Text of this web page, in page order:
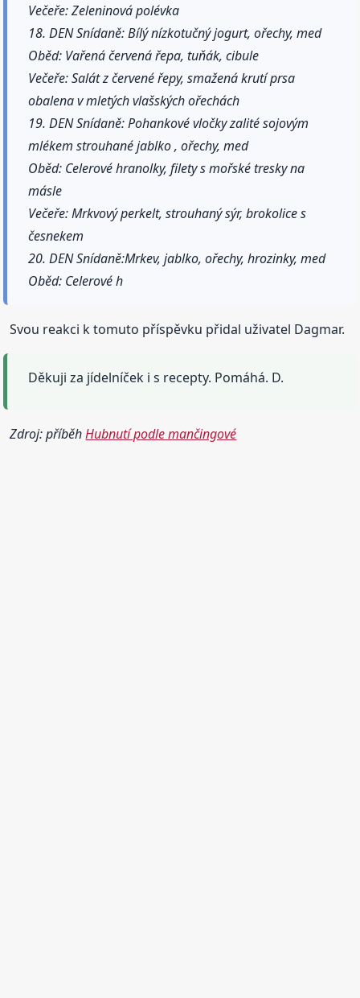
Večeře: Zeleninová polévka
18. DEN Snídaně: Bílý nízkotučný jogurt, ořechy, med
Oběd: Vařená červená řepa, tuňák, cibule
Večeře: Salát z červené řepy, smažená krutí prsa
obalena v mletých vlašských ořechách
19. DEN Snídaně: Pohankové vločky zalité sojovým
mlékem strouhané jablko , ořechy, med
Oběd: Celerové hranolky, filety s mořské tresky na
másle
Večeře: Mrkvový perkelt, strouhaný sýr, brokolice s
česnekem
20. DEN Snídaně:Mrkev, jablko, ořechy, hrozinky, med
Oběd: Celerové h
Svou reakci k tomuto příspěvku přidal uživatel Dagmar.
Děkuji za jídelníček i s recepty. Pomáhá. D.
Zdroj: příběhHubnutí podle mančingové